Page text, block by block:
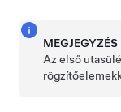
MEGJEGYZÉS
Az első